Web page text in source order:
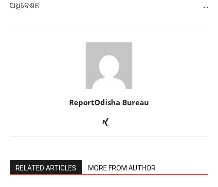
ଅଧିବେଶନ
….
ReportOdisha Bureau
RELATED ARTICLES MORE FROM AUTHOR